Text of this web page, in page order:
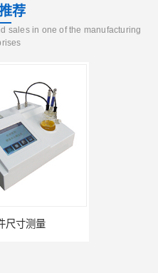
荐
sales in one of the manufacturing